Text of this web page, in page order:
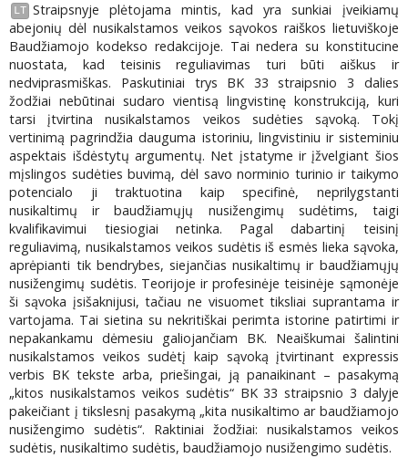
LT Straipsnyje plėtojama mintis, kad yra sunkiai įveikiamų
abejonių dėl nusikalstamos veikos sąvokos raiškos lietuviškoje
Baudžiamojo kodekso redakcijoje. Tai nedera su konstitucine
nuostata, kad teisinis reguliavimas turi būti aiškus ir
nedviprasmiškas. Paskutiniai trys BK 33 straipsnio 3 dalies
žodžiai nebūtinai sudaro vientisą lingvistinę konstrukciją, kuri
tarsi įtvirtina nusikalstamos veikos sudėties sąvoką. Tokį
vertinimą pagrindžia dauguma istoriniu, lingvistiniu ir sisteminiu
aspektais išdėstytų argumentų. Net įstatyme ir įžvelgiant šios
mįslingos sudėties buvimą, dėl savo norminio turinio ir taikymo
potencialo ji traktuotina kaip specifinė, neprilygstanti
nusikaltimų ir baudžiamųjų nusižengimų sudėtims, taigi
kvalifikavimui tiesiogiai netinka. Pagal dabartinį teisinį
reguliavimą, nusikalstamos veikos sudėtis iš esmės lieka sąvoka,
aprėpianti tik bendrybes, siejančias nusikaltimų ir baudžiamųjų
nusižengimų sudėtis. Teorijoje ir profesinėje teisinėje sąmonėje
ši sąvoka įsišaknijusi, tačiau ne visuomet tiksliai suprantama ir
vartojama. Tai sietina su nekritiškai perimta istorine patirtimi ir
nepakankamu dėmesiu galiojančiam BK. Neaiškumai šalintini
nusikalstamos veikos sudėtį kaip sąvoką įtvirtinant expressis
verbis BK tekste arba, priešingai, ją panaikinant – pasakymą
„kitos nusikalstamos veikos sudėtis“ BK 33 straipsnio 3 dalyje
pakeičiant į tikslesnį pasakymą „kita nusikaltimo ar baudžiamojo
nusižengimo sudėtis“. Raktiniai žodžiai: nusikalstamos veikos
sudėtis, nusikaltimo sudėtis, baudžiamojo nusižengimo sudėtis.